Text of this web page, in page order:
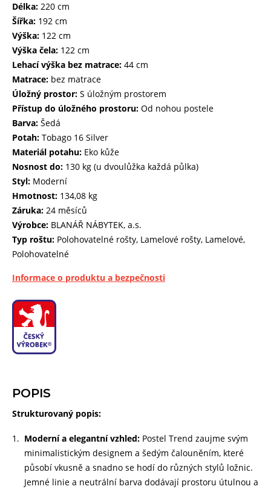
POPIS
Strukturovaný popis:
Moderní a elegantní vzhled: Postel Trend zaujme svým
minimalistickým designem a šedým čalouněním, které
působí vkusně a snadno se hodí do různých stylů ložnic.
Jemné linie a neutrální barva dodávají prostoru útulnou a
Délka: 220 cm
Šířka: 192 cm
Výška: 122 cm
Výška čela: 122 cm
Lehací výška bez matrace: 44 cm
Matrace: bez matrace
Úložný prostor: S úložným prostorem
Přístup do úložného prostoru: Od nohou postele
Barva: Šedá
Potah: Tobago 16 Silver
Materiál potahu: Eko kůže
Nosnost do: 130 kg (u dvoulůžka každá půlka)
Styl: Moderní
Hmotnost: 134,08 kg
Záruka: 24 měsíců
Výrobce: BLANÁŘ NÁBYTEK, a.s.
Typ roštu: Polohovatelné rošty, Lamelové rošty, Lamelové,
Polohovatelné
Informace o produktu a bezpečnosti